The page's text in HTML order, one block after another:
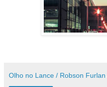
Olho no Lance / Robson Furlan